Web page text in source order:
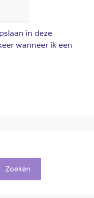
in deze
wanneer ik een
Zoeken